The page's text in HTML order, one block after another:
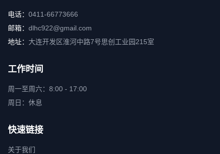
电话： 0411-66773666
邮箱： dlhc922@gmail.com
地址： 大连开发区淮河中路7号思创工业园215室
工作时间
周一至周六：8:00 - 17:00
周日：休息
快速链接
关于我们